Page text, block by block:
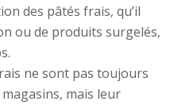
des pâtés frais, qu’il
ou de produits surgelés,
ne sont pas toujours
mais leur